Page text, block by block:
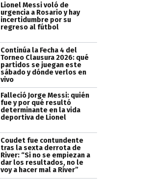
Lionel Messi voló de
urgencia a Rosario y hay
incertidumbre por su
regreso al fútbol
Continúa la Fecha 4 del
Torneo Clausura 2026: qué
partidos se juegan este
sábado y dónde verlos en
vivo
Falleció Jorge Messi: quién
fue y por qué resultó
determinante en la vida
deportiva de Lionel
Coudet fue contundente
tras la sexta derrota de
River: “Si no se empiezan a
dar los resultados, no le
voy a hacer mal a River”